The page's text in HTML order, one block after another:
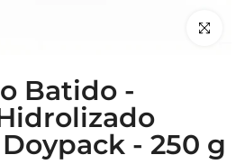
Haz clic
Batido -
- 250 g